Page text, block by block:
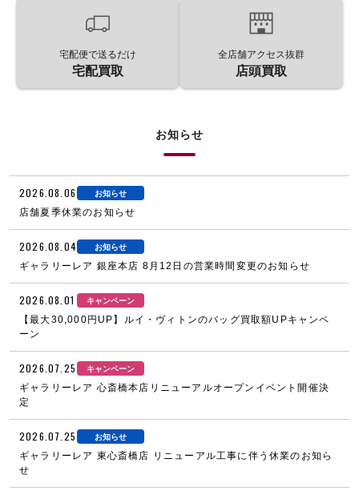
宅配便で送るだけ
宅配買取
全店舗アクセス抜群
店頭買取
お知らせ
2026.08.06 お知らせ
店舗夏季休業のお知らせ
2026.08.04 お知らせ
ギャラリーレア 銀座本店 8月12日の営業時間変更のお知らせ
2026.08.01 キャンペーン
【最大30,000円UP】ルイ・ヴィトンのバッグ買取額UPキャンペ
ーン
2026.07.25 キャンペーン
ギャラリーレア 心斎橋本店リニューアルオープンイベント開催決
定
2026.07.25 お知らせ
ギャラリーレア 東心斎橋店 リニューアル工事に伴う休業のお知ら
せ